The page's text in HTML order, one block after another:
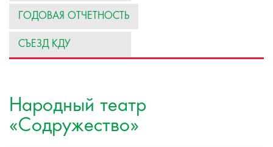
ГОДОВАЯ ОТЧЕТНОСТЬ
СЪЕЗД КДУ
Народный театр
«Содружество»